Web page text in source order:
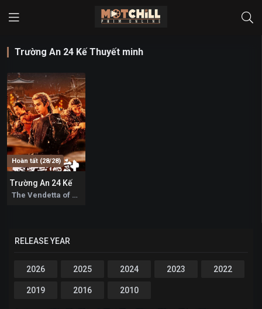
Trường An 24 Kế Thuyết minh
Hoàn tất (28/28)
9.3
Trường An 24 Kế
The Vendetta of An 2025
RELEASE YEAR
2026 2025 2024 2023 2022
2019 2016 2010